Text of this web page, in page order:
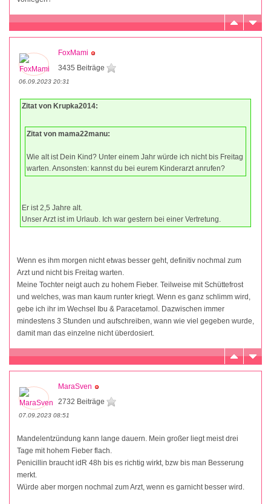
FoxMami
3435 Beiträge
06.09.2023 20:31
Zitat von Krupka2014:
Zitat von mama22manu:
Wie alt ist Dein Kind? Unter einem Jahr würde ich nicht bis Freitag
warten. Ansonsten: kannst du bei eurem Kinderarzt anrufen?
Er ist 2,5 Jahre alt.
Unser Arzt ist im Urlaub. Ich war gestern bei einer Vertretung.
Wenn es ihm morgen nicht etwas besser geht, definitiv nochmal zum
Arzt und nicht bis Freitag warten.
Meine Tochter neigt auch zu hohem Fieber. Teilweise mit Schüttefrost
und welches, was man kaum runter kriegt. Wenn es ganz schlimm wird,
gebe ich ihr im Wechsel Ibu & Paracetamol. Dazwischen immer
mindestens 3 Stunden und aufschreiben, wann wie viel gegeben wurde,
damit man das einzelne nicht überdosiert.
MaraSven
2732 Beiträge
07.09.2023 08:51
Mandelentzündung kann lange dauern. Mein großer liegt meist drei
Tage mit hohem Fieber flach.
Penicillin braucht idR 48h bis es richtig wirkt, bzw bis man Besserung
merkt.
Würde aber morgen nochmal zum Arzt, wenn es garnicht besser wird.